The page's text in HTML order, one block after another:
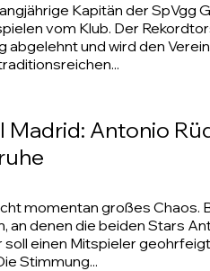
Kapitän der SpVgg
vom Klub. Der
abgelehnt und wird den
Madrid: Antonio
momentan großes Chaos.
an denen die beiden Stars
einen Mitspieler
Stimmung...